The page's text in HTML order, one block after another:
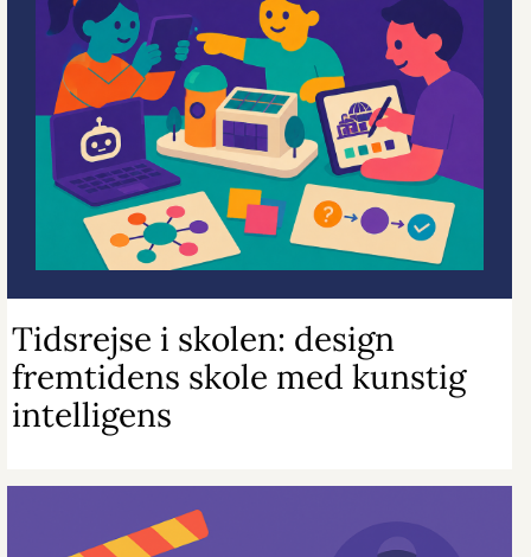
Tidsrejse i skolen: design
fremtidens skole med kunstig
intelligens